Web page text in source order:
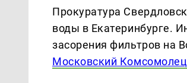
Прокуратура
воды в Екатеринбурге.
засорения фильтров на
Московский Комсомолец